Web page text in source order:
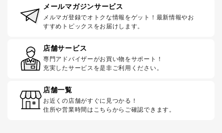
メールマガジンサービス
メルマガ登録でオトクな情報をゲット！最新情報やお
すすめトピックスをお届けします。
店舗サービス
専門アドバイザーがお買い物をサポート！
充実したサービスを是非ご利用ください。
店舗一覧
お近くの店舗がすぐに見つかる！
住所や営業時間はこちらからご確認できます。